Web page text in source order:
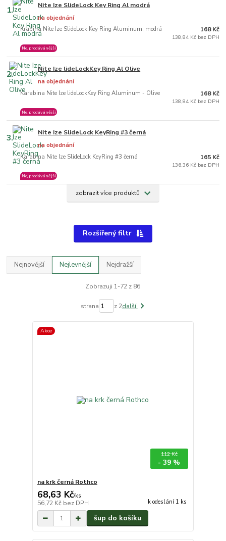
1. Nite Ize SlideLock Key Ring Al modrá
Krabina Nite Ize SlideLock Key Ring Aluminum, modrá
na objednání
Nejprodávánější
168 Kč
138,84 Kč bez DPH
2. Nite Ize lideLockKey Ring Al Olive
Karabina Nite Ize lideLockKey Ring Aluminum - Olive
na objednání
Nejprodávánější
168 Kč
138,84 Kč bez DPH
3. Nite Ize SlideLock KeyRing #3 černá
Karabina Nite Ize SlideLock KeyRing #3 černá
na objednání
Nejprodávánější
165 Kč
136,36 Kč bez DPH
zobrazit více produktů
Rozšířený filtr
Nejnovější Nejlevnější Nejdražší
Zobrazuji 1-72 z 86
strana z 2další
Akce
112 Kč
- 39 %
na krk černá Rothco
68,63 Kč/ks
56,72 Kč bez DPH k odeslání 1 ks
šup do košíku